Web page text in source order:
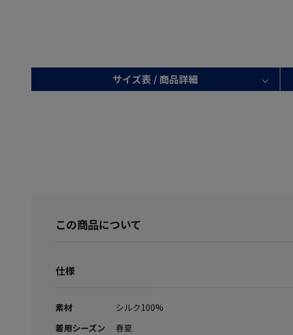
サイズ表 / 商品詳細
この商品について
仕様
素材
シルク100%
着用シーズン
春夏